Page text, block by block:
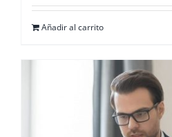
Añadir al carrito